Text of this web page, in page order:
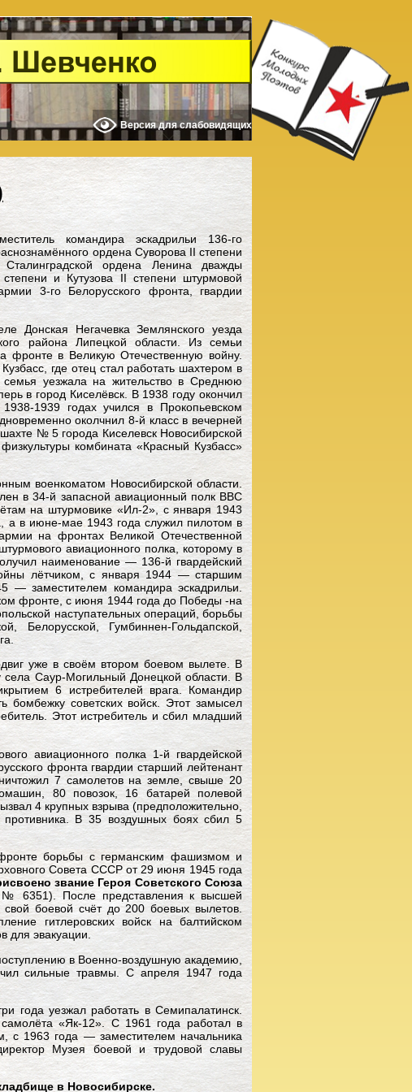
Версия для слабовидящих
командира эскадрильи 136-го
ордена Суворова II степени
ордена Ленина дважды
и Кутузова II степени штурмовой
3-го Белорусского фронта, гвардии
Донская Негачевка Землянского уезда
района Липецкой области. Из семьи
фронте в Великую Отечественную войну.
где отец стал работать шахтером в
уезжала на жительство в Среднюю
в город Киселёвск. В 1938 году окончил
1939 годах учился в Прокопьевском
околчнил 8-й класс в вечерней
№ 5 города Киселевск Новосибирской
комбината «Красный Кузбасс»
военкоматом Новосибирской области.
в 34-й запасной авиационный полк ВВС
на штурмовике «Ил-2», с января 1943
а в июне-мае 1943 года служил пилотом в
на фронтах Великой Отечественной
авиационного полка, которому в
наименование — 136-й гвардейский
лётчиком, с января 1944 — старшим
заместителем командира эскадрильи.
фронте, с июня 1944 года до Победы -на
наступательных операций, борьбы
Белорусской, Гумбиннен-Гольдапской,
уже в своём втором боевом вылете. В
села Саур-Могильный Донецкой области. В
6 истребителей врага. Командир
бомбежку советских войск. Этот замысел
Этот истребитель и сбил младший
авиационного полка 1-й гвардейской
фронта гвардии старший лейтенант
7 самолетов на земле, свыше 20
80 повозок, 16 батарей полевой
4 крупных взрыва (предположительно,
В 35 воздушных боях сбил 5
борьбы с германским фашизмом и
Совета СССР от 29 июня 1945 года
звание Героя Советского Союза
6351). После представления к высшей
боевой счёт до 200 боевых вылетов.
гитлеровских войск на балтийском
для эвакуации.
в Военно-воздушную академию,
сильные травмы. С апреля 1947 года
года уезжал работать в Семипалатинск.
«Як-12». С 1961 года работал в
с 1963 года — заместителем начальника
Музея боевой и трудовой славы
в Новосибирске.